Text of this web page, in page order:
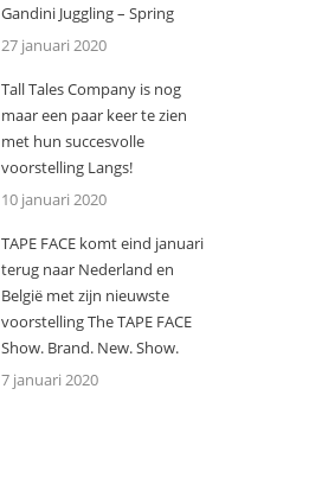
Gandini Juggling – Spring
27 januari 2020
Tall Tales Company is nog
maar een paar keer te zien
met hun succesvolle
voorstelling Langs!
10 januari 2020
TAPE FACE komt eind januari
terug naar Nederland en
België met zijn nieuwste
voorstelling The TAPE FACE
Show. Brand. New. Show.
7 januari 2020